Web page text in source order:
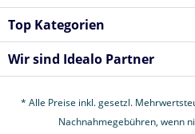
Top Kategorien
Wir sind Idealo Partner
* Alle Preise inkl. gesetzl.
Nachnahmegebühren, wenn